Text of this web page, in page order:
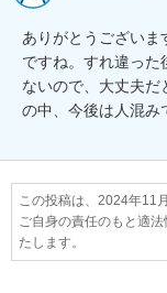
ありがとうございま
ですね。すれ違った
ないので、大丈夫
の中、今後は人混み
この投稿は、2024年11
ご自身の責任のもと適
たします。